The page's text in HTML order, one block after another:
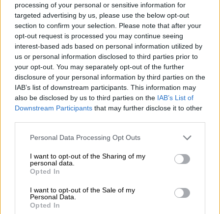
processing of your personal or sensitive information for
targeted advertising by us, please use the below opt-out
section to confirm your selection. Please note that after your
opt-out request is processed you may continue seeing
interest-based ads based on personal information utilized by
us or personal information disclosed to third parties prior to
your opt-out. You may separately opt-out of the further
disclosure of your personal information by third parties on the
IAB’s list of downstream participants. This information may
also be disclosed by us to third parties on the IAB’s List of
Downstream Participants that may further disclose it to other
Please note that this website/app uses one or more Google
not limited to your visit or usage behaviour. You may click to
grant or deny consent to Google and its third-party tags to
use your data for below specified purposes in below Google
consent section.
Personal Data Processing Opt Outs
I want to opt-out of the Sharing of my
personal data.
Opted In
I want to opt-out of the Sale of my
Personal Data.
Opted In
Σε εξέλιξη είναι από εχθές η έξοδος των
εκδρομέων για το τριήμερο της
Πρωτομαγιάς , με την κίνησηνα είναι
αυξημένηστις Εθνικές Οδούς.
Ήδη έχουν προγραμματιστεί έκτακτα
δρομολόγια από ταΚΤΕΛτηςΑθήναςπρος
Θεσσαλονίκη, ενώ λόγω της απεργίας στα
λιμάνια εκτιμάται ότι αρκετοί εκδρομείς
επιλέγουν να κινηθούν οδικώς,
επιβαρύνοντας περαιτέρω το οδικό δίκτυο.
Πού έχει κίνηση
Σημαντικήαύξηση
καταγράφεται από νωρίς το πρωί στα διόδια
Ελευσίνας, όπου η ροή των οχημάτων